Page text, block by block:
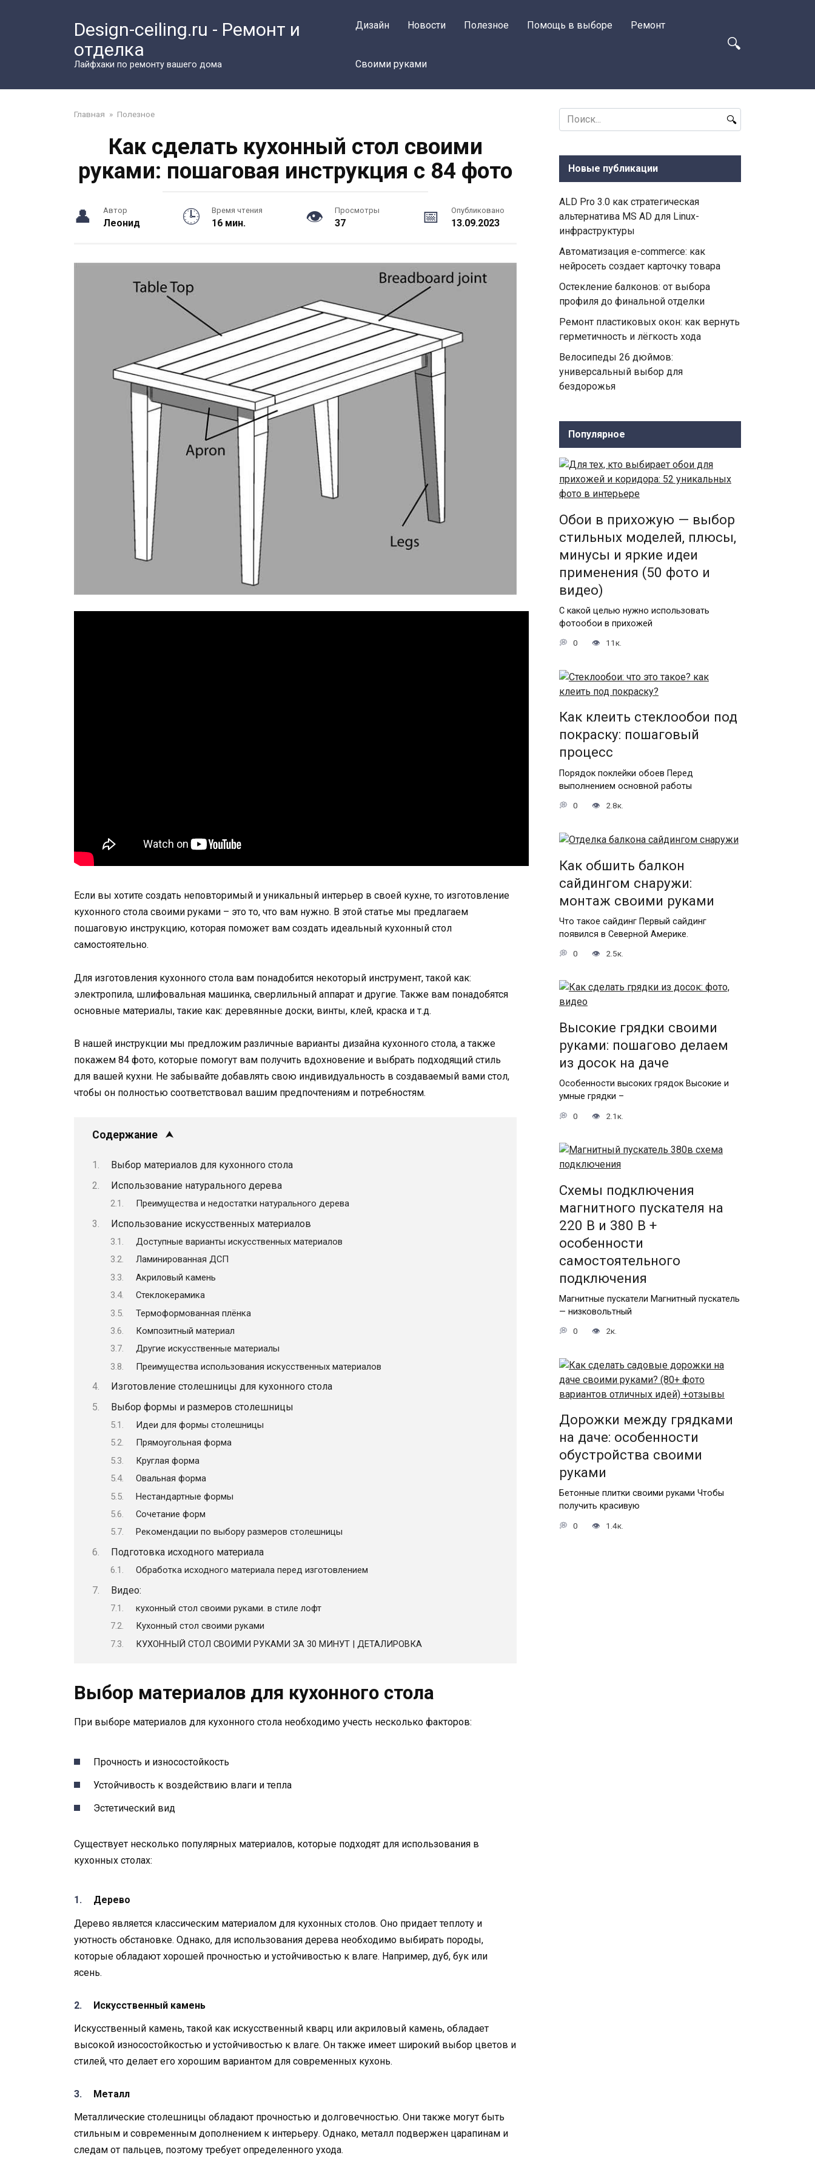
Design-ceiling.ru - Ремонт и
отделка
Лайфхаки по ремонту вашего дома
Дизайн Новости Полезное Помощь в выборе Ремонт
Своими руками
Главная » Полезное
Как сделать кухонный стол своими
руками: пошаговая инструкция с 84 фото
Автор
Леонид
Время чтения
16 мин.
Просмотры
37
Опубликовано
13.09.2023
Если вы хотите создать неповторимый и уникальный интерьер в своей кухне, то изготовление
кухонного стола своими руками – это то, что вам нужно. В этой статье мы предлагаем
пошаговую инструкцию, которая поможет вам создать идеальный кухонный стол
самостоятельно.
Для изготовления кухонного стола вам понадобится некоторый инструмент, такой как:
электропила, шлифовальная машинка, сверлильный аппарат и другие. Также вам понадобятся
основные материалы, такие как: деревянные доски, винты, клей, краска и т.д.
В нашей инструкции мы предложим различные варианты дизайна кухонного стола, а также
покажем 84 фото, которые помогут вам получить вдохновение и выбрать подходящий стиль
для вашей кухни. Не забывайте добавлять свою индивидуальность в создаваемый вами стол,
чтобы он полностью соответствовал вашим предпочтениям и потребностям.
Содержание
Выбор материалов для кухонного стола
Использование натурального дерева
Преимущества и недостатки натурального дерева
Использование искусственных материалов
Доступные варианты искусственных материалов
Ламинированная ДСП
Aкриловый камень
Стеклокерамика
Термоформованная плёнка
Композитный материал
Другие искусственные материалы
Преимущества использования искусственных материалов
Изготовление столешницы для кухонного стола
Выбор формы и размеров столешницы
Идеи для формы столешницы
Прямоугольная форма
Круглая форма
Овальная форма
Нестандартные формы
Сочетание форм
Рекомендации по выбору размеров столешницы
Подготовка исходного материала
Обработка исходного материала перед изготовлением
Видео:
кухонный стол своими руками. в стиле лофт
Кухонный стол своими руками
КУХОННЫЙ СТОЛ СВОИМИ РУКАМИ ЗА 30 МИНУТ | ДЕТАЛИРОВКА
Выбор материалов для кухонного стола
При выборе материалов для кухонного стола необходимо учесть несколько факторов:
Прочность и износостойкость
Устойчивость к воздействию влаги и тепла
Эстетический вид
Существует несколько популярных материалов, которые подходят для использования в
кухонных столах:
Дерево
Дерево является классическим материалом для кухонных столов. Оно придает теплоту и
уютность обстановке. Однако, для использования дерева необходимо выбирать породы,
которые обладают хорошей прочностью и устойчивостью к влаге. Например, дуб, бук или
ясень.
Искусственный камень
Искусственный камень, такой как искусственный кварц или акриловый камень, обладает
высокой износостойкостью и устойчивостью к влаге. Он также имеет широкий выбор цветов и
стилей, что делает его хорошим вариантом для современных кухонь.
Металл
Металлические столешницы обладают прочностью и долговечностью. Они также могут быть
стильным и современным дополнением к интерьеру. Однако, металл подвержен царапинам и
следам от пальцев, поэтому требует определенного ухода.
Search
for:
Новые публикации
ALD Pro 3.0 как стратегическая
альтернатива MS AD для Linux-
инфраструктуры
Автоматизация e-commerce: как
нейросеть создает карточку товара
Остекление балконов: от выбора
профиля до финальной отделки
Ремонт пластиковых окон: как вернуть
герметичность и лёгкость хода
Велосипеды 26 дюймов:
универсальный выбор для
бездорожья
Популярное
Обои в прихожую — выбор
стильных моделей, плюсы,
минусы и яркие идеи
применения (50 фото и
видео)
С какой целью нужно использовать
фотообои в прихожей
0 11к.
Как клеить стеклообои под
покраску: пошаговый
процесс
Порядок поклейки обоев Перед
выполнением основной работы
0 2.8к.
Как обшить балкон
сайдингом снаружи:
монтаж своими руками
Что такое сайдинг Первый сайдинг
появился в Северной Америке.
0 2.5к.
Высокие грядки своими
руками: пошагово делаем
из досок на даче
Особенности высоких грядок Высокие и
умные грядки –
0 2.1к.
Схемы подключения
магнитного пускателя на
220 В и 380 В +
особенности
самостоятельного
подключения
Магнитные пускатели Магнитный пускатель
— низковольтный
0 2к.
Дорожки между грядками
на даче: особенности
обустройства своими
руками
Бетонные плитки своими руками Чтобы
получить красивую
0 1.4к.